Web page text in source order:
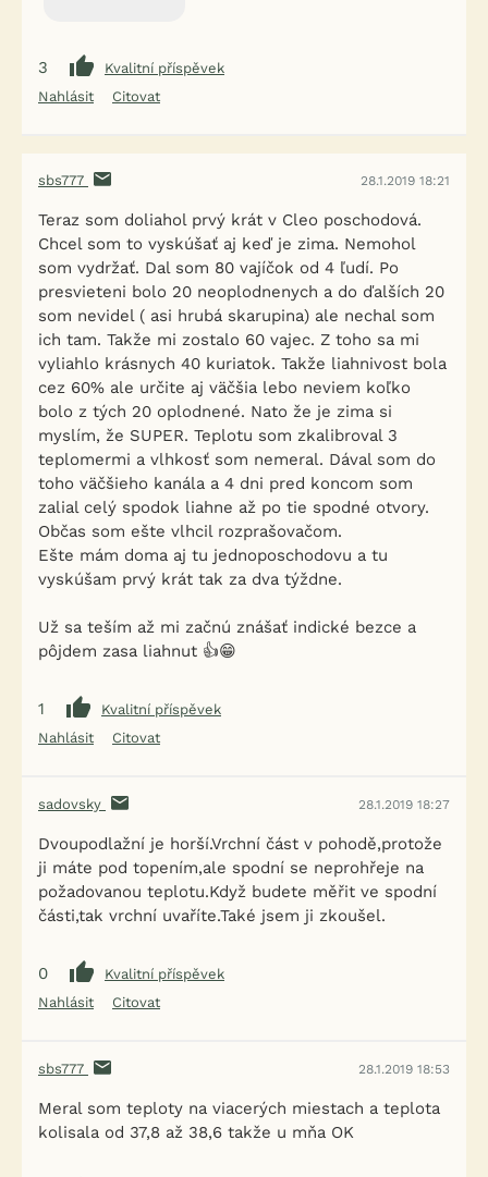
3
Kvalitní příspěvek
Nahlásit
Citovat
sbs777 28.1.2019 18:21
Teraz som doliahol prvý krát v Cleo poschodová.
Chcel som to vyskúšať aj keď je zima. Nemohol
som vydržať. Dal som 80 vajíčok od 4 ľudí. Po
presvieteni bolo 20 neoplodnenych a do ďalších 20
som nevidel ( asi hrubá skarupina) ale nechal som
ich tam. Takže mi zostalo 60 vajec. Z toho sa mi
vyliahlo krásnych 40 kuriatok. Takže liahnivost bola
cez 60% ale určite aj väčšia lebo neviem koľko
bolo z tých 20 oplodnené. Nato že je zima si
myslím, že SUPER. Teplotu som zkalibroval 3
teplomermi a vlhkosť som nemeral. Dával som do
toho väčšieho kanála a 4 dni pred koncom som
zalial celý spodok liahne až po tie spodné otvory.
Občas som ešte vlhcil rozprašovačom.
Ešte mám doma aj tu jednoposchodovu a tu
vyskúšam prvý krát tak za dva týždne.
Už sa teším až mi začnú znášať indické bezce a
pôjdem zasa liahnut 👍😁
1
Kvalitní příspěvek
Nahlásit
Citovat
sadovsky 28.1.2019 18:27
Dvoupodlažní je horší.Vrchní část v pohodě,protože
ji máte pod topením,ale spodní se neprohřeje na
požadovanou teplotu.Když budete měřit ve spodní
části,tak vrchní uvaříte.Také jsem ji zkoušel.
0
Kvalitní příspěvek
Nahlásit
Citovat
sbs777 28.1.2019 18:53
Meral som teploty na viacerých miestach a teplota
kolisala od 37,8 až 38,6 takže u mňa OK